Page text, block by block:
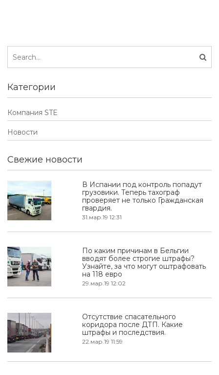
Категории
Компания STE
Новости
Свежие новости
В Испании под контроль попадут
грузовики. Теперь тахограф
проверяет не только Гражданская
гвардия.
31.мар.19 12:31
По каким причинам в Бельгии
вводят более строгие штрафы?
Узнайте, за что могут оштрафовать
на 118 евро
29.мар.19 12:02
Отсутствие спасательного
коридора после ДТП. Какие
штрафы и последствия.
22.мар.19 11:59